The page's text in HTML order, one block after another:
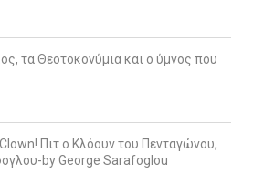
τα Θεοτοκονύμια και ο ύμνος που
Πιτ ο Κλόουν του Πενταγώνου,
by George Sarafoglou